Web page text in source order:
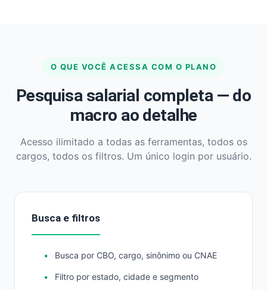
O QUE VOCÊ ACESSA COM O PLANO
Pesquisa salarial completa — do
macro ao detalhe
Acesso ilimitado a todas as ferramentas, todos os
cargos, todos os filtros. Um único login por usuário.
Busca e filtros
Busca por CBO, cargo, sinônimo ou CNAE
Filtro por estado, cidade e segmento